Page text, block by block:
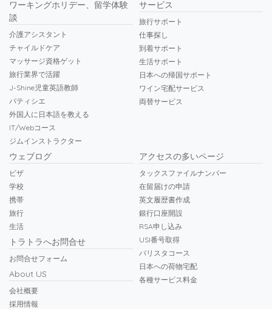
ワーキングホリデー、留学体験
談
介護アシスタント
チャイルドケア
マッサージ資格ゲット
旅行業界で活躍
J-Shine児童英語教師
パティシエ
外国人に日本語を教える
IT/Webコース
ジムインストラクター
サービス
旅行サポート
仕事探し
到着サポート
生活サポート
日本への帰国サポート
ワイン宅配サービス
両替サービス
ウェブログ
ビザ
学校
携帯
旅行
生活
トラトラへお問合せ
お問合せフォーム
About US
会社概要
採用情報
アクセスの多いページ
タックスファイルナンバー
在留届けの申請
英文履歴書作成
銀行口座開設
RSA申し込み
USI番号取得
バリスタコース
日本への荷物宅配
各種サービス料金